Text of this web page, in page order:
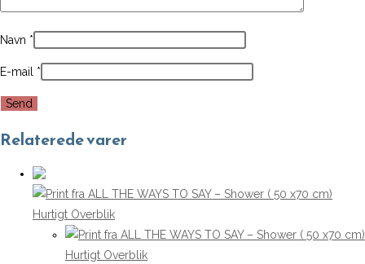
Navn *
E-mail *
Relaterede varer
Hurtigt Overblik
Hurtigt Overblik